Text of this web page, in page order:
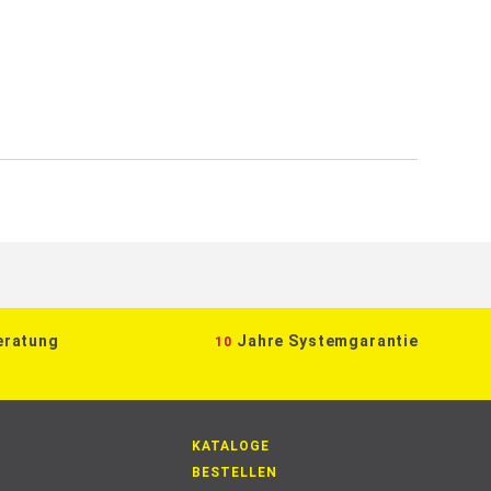
10 Jahre Systemgarantie
KATALOGE
BESTELLEN